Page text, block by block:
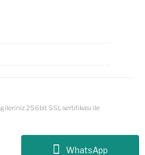
WhatsApp
256bit SSL sertifikası ile
Siparişlerinizde Kargo